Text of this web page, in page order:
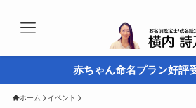
赤ちゃん命名プラン好評
ホーム イベント